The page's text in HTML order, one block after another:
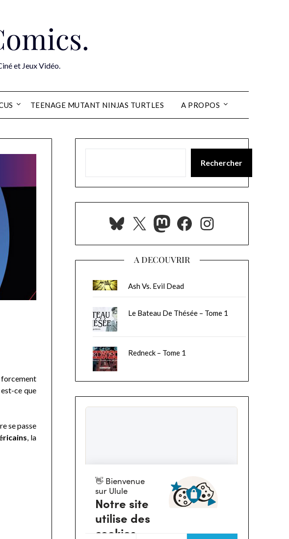
et Jeux Vidéo.
TEENAGE MUTANT NINJAS TURTLES A PROPOS
forcement
ce que
se passe
, la
Rechercher
Bluesky
X Mastodon
Facebook
Instagram
A DECOUVRIR
Ash Vs. Evil Dead
Le Bateau De Thésée – Tome 1
Redneck – Tome 1